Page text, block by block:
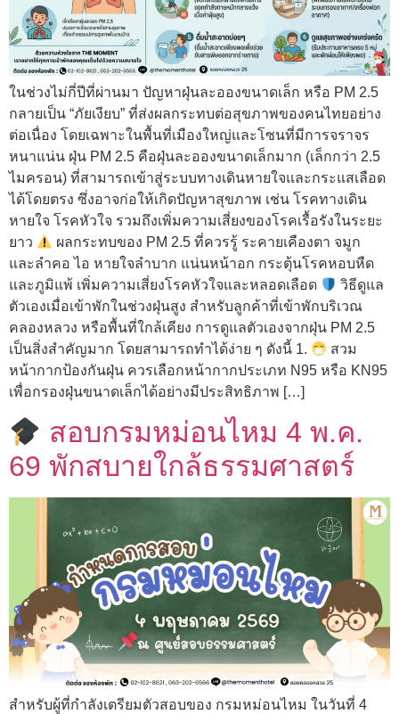
ในช่วงไม่กี่ปีที่ผ่านมา ปัญหาฝุ่นละอองขนาดเล็ก หรือ PM 2.5
กลายเป็น “ภัยเงียบ” ที่ส่งผลกระทบต่อสุขภาพของคนไทยอย่าง
ต่อเนื่อง โดยเฉพาะในพื้นที่เมืองใหญ่และโซนที่มีการจราจร
หนาแน่น ฝุ่น PM 2.5 คือฝุ่นละอองขนาดเล็กมาก (เล็กกว่า 2.5
ไมครอน) ที่สามารถเข้าสู่ระบบทางเดินหายใจและกระแสเลือด
ได้โดยตรง ซึ่งอาจก่อให้เกิดปัญหาสุขภาพ เช่น โรคทางเดิน
หายใจ โรคหัวใจ รวมถึงเพิ่มความเสี่ยงของโรคเรื้อรังในระยะ
ยาว
ผลกระทบของ PM 2.5 ที่ควรรู้ ระคายเคืองตา จมูก
และลำคอ ไอ หายใจลำบาก แน่นหน้าอก กระตุ้นโรคหอบหืด
และภูมิแพ้ เพิ่มความเสี่ยงโรคหัวใจและหลอดเลือด
วิธีดูแล
ตัวเองเมื่อเข้าพักในช่วงฝุ่นสูง สำหรับลูกค้าที่เข้าพักบริเวณ
คลองหลวง หรือพื้นที่ใกล้เคียง การดูแลตัวเองจากฝุ่น PM 2.5
เป็นสิ่งสำคัญมาก โดยสามารถทำได้ง่าย ๆ ดังนี้ 1.
สวม
หน้ากากป้องกันฝุ่น ควรเลือกหน้ากากประเภท N95 หรือ KN95
เพื่อกรองฝุ่นขนาดเล็กได้อย่างมีประสิทธิภาพ […]
สอบกรมหม่อนไหม 4 พ.ค.
69 พักสบายใกล้ธรรมศาสตร์
สำหรับผู้ที่กำลังเตรียมตัวสอบของ กรมหม่อนไหม ในวันที่ 4